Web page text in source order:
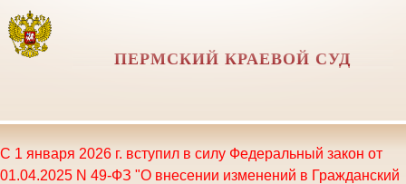
ПЕРМСКИЙ КРАЕВОЙ СУД
С 1 января 2026 г. вступил в силу Федеральный закон от
01.04.2025 N 49-ФЗ "О внесении изменений в Гражданский